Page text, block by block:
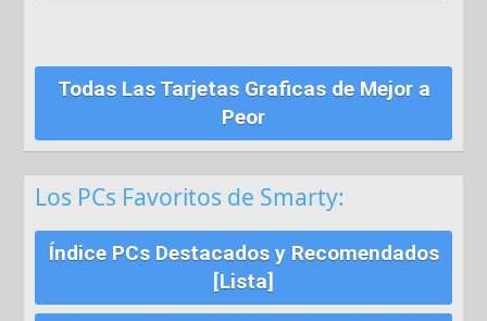
Todas Las Tarjetas Graficas de Mejor a
Peor
Los PCs Favoritos de Smarty:
Índice PCs Destacados y Recomendados
[Lista]